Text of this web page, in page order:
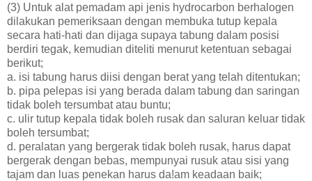
(3) Untuk alat pemadam api jenis hydrocarbon berhalogen
dilakukan pemeriksaan dengan membuka tutup kepala
secara hati-hati dan dijaga supaya tabung dalam posisi
berdiri tegak, kemudian diteliti menurut ketentuan sebagai
berikut;
a. isi tabung harus diisi dengan berat yang telah ditentukan;
b. pipa pelepas isi yang berada dalam tabung dan saringan
tidak boleh tersumbat atau buntu;
c. ulir tutup kepala tidak boleh rusak dan saluran keluar tidak
boleh tersumbat;
d. peralatan yang bergerak tidak boleh rusak, harus dapat
bergerak dengan bebas, mempunyai rusuk atau sisi yang
tajam dan luas penekan harus da!am keadaan baik;